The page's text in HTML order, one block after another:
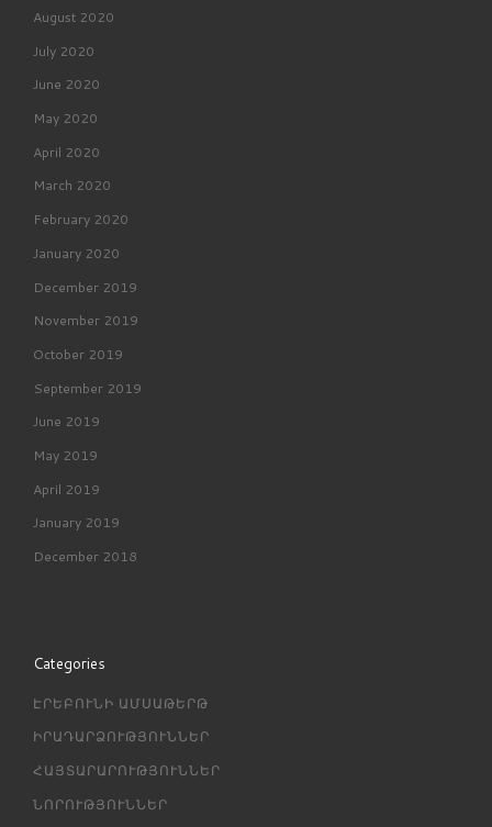
August 2020
July 2020
June 2020
May 2020
April 2020
March 2020
February 2020
January 2020
December 2019
November 2019
October 2019
September 2019
June 2019
May 2019
April 2019
January 2019
December 2018
Categories
ԷՐԵԲՈՒՆԻ ԱՄՍԱԹԵՐԹ
ԻՐԱԴԱՐՁՈՒԹՅՈՒՆՆԵՐ
ՀԱՅՏԱՐԱՐՈՒԹՅՈՒՆՆԵՐ
ՆՈՐՈՒԹՅՈՒՆՆԵՐ